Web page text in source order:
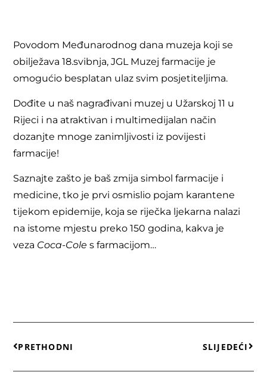
Povodom Međunarodnog dana muzeja koji se
obilježava 18.svibnja, JGL Muzej farmacije je
omogućio besplatan ulaz svim posjetiteljima.
Dođite u naš nagrađivani muzej u Užarskoj 11 u
Rijeci i na atraktivan i multimedijalan način
dozanjte mnoge zanimljivosti iz povijesti
farmacije!
Saznajte zašto je baš zmija simbol farmacije i
medicine, tko je prvi osmislio pojam karantene
tijekom epidemije, koja se riječka ljekarna nalazi
na istome mjestu preko 150 godina, kakva je
veza Coca-Coles farmacijom…
PRETHODNI SLIJEDEĆI